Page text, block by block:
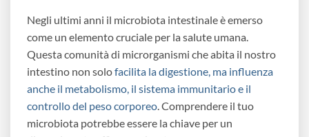
Negli ultimi anni il microbiota intestinale è emerso
come un elemento cruciale per la salute umana.
Questa comunità di microrganismi che abita il nostro
intestino non solofacilita la digestione, ma influenza
anche il metabolismo, il sistema immunitario e il
controllo del peso corporeo. Comprendere il tuo
microbiota potrebbe essere la chiave per un